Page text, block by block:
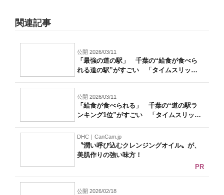
関連記事
公開 2026/03/11
「最強の道の駅」 千葉の“給食が食べら
れる道の駅”がすごい 「タイムスリップ
公開 2026/03/11
「給食が食べられる」 千葉の“道の駅ラ
ンキング1位”がすごい 「タイムスリップ
DHC｜CanCam.jp
〝潤い呼び込むクレンジングオイル〟が、
美肌作りの強い味方！
PR
公開 2026/02/18